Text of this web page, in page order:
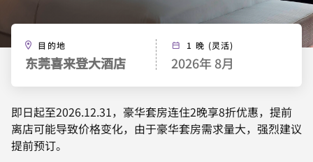
目的地
东莞喜来登大酒店
1 晚 (灵活)
2026年 8月
即日起至2026.12.31，豪华套房连住2晚享8折优惠，提前
离店可能导致价格变化，由于豪华套房需求量大，强烈建议
提前预订。